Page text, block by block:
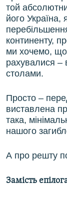
той
його Україна,
континенту,
ми хочемо,
рахувалися –
столами.
Просто –
виставлена
така,
нашого
А про решту
Замість